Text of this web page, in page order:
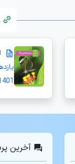
آخرین